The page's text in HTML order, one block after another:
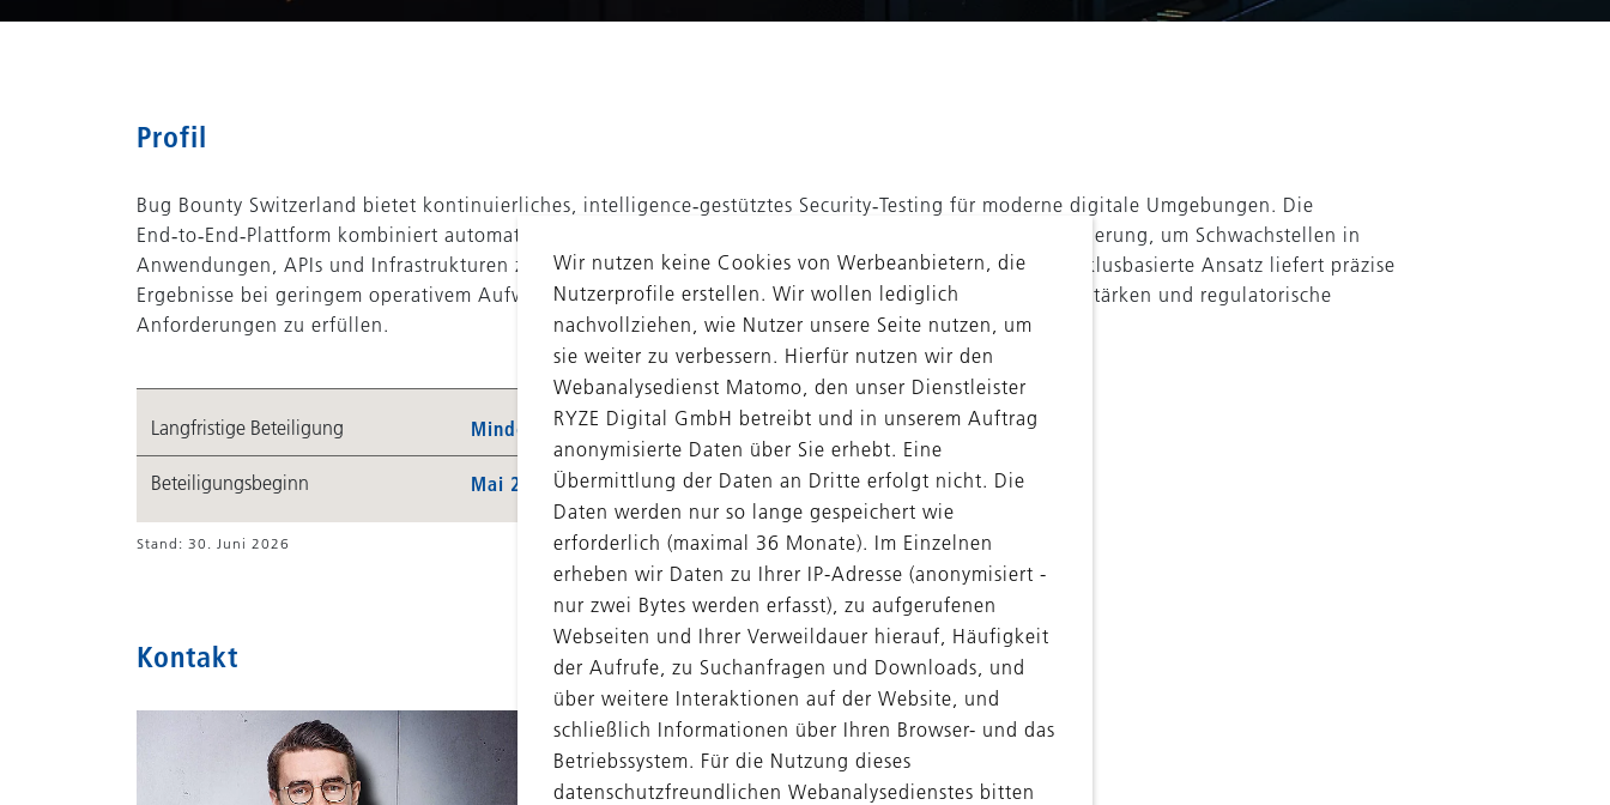
Profil
Bug Bounty Switzerland bietet kontinuierliches, intelligence‑gestütztes Security‑Testing für moderne digitale Umgebungen. Die
End‑to‑End‑Plattform kombiniert automatisiertes Scanning, kuratierte Ethical Hacker und Expertenvalidierung, um Schwachstellen in
Anwendungen, APIs und Infrastrukturen zu identifizieren und zu beheben. Dieser integrierte, lebenszyklusbasierte Ansatz liefert präzise
Ergebnisse bei geringem operativem Aufwand und unterstützt Organisationen dabei, ihre Resilienz zu stärken und regulatorische
Anforderungen zu erfüllen.
Langfristige Beteiligung Minderheitliche Beteiligung
Beteiligungsbeginn Mai 2026
Stand: 30. Juni 2026
Kontakt
Wir nutzen keine Cookies von Werbeanbietern, die
Nutzerprofile erstellen. Wir wollen lediglich
nachvollziehen, wie Nutzer unsere Seite nutzen, um
sie weiter zu verbessern. Hierfür nutzen wir den
Webanalysedienst Matomo, den unser Dienstleister
RYZE Digital GmbH betreibt und in unserem Auftrag
anonymisierte Daten über Sie erhebt. Eine
Übermittlung der Daten an Dritte erfolgt nicht. Die
Daten werden nur so lange gespeichert wie
erforderlich (maximal 36 Monate). Im Einzelnen
erheben wir Daten zu Ihrer IP-Adresse (anonymisiert -
nur zwei Bytes werden erfasst), zu aufgerufenen
Webseiten und Ihrer Verweildauer hierauf, Häufigkeit
der Aufrufe, zu Suchanfragen und Downloads, und
über weitere Interaktionen auf der Website, und
schließlich Informationen über Ihren Browser- und das
Betriebssystem. Für die Nutzung dieses
datenschutzfreundlichen Webanalysedienstes bitten